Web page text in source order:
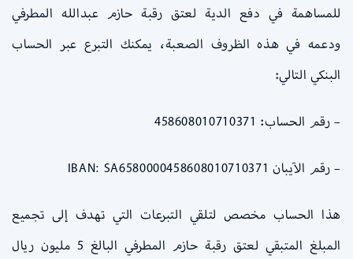
للمساهمة في دفع الدية لعتق رقبة حازم عبدالله المطرفي
ودعمه في هذه الظروف الصعبة، يمكنك التبرع عبر الحساب
البنكي التالي:
– رقم الحساب: 458608010710371
– رقم الآيبان IBAN: SA6580000458608010710371
هذا الحساب مخصص لتلقي التبرعات التي تهدف إلى تجميع
المبلغ المتبقي لعتق رقبة حازم المطرفي البالغ 5 مليون ريال